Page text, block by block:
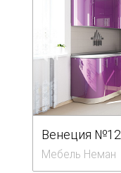
Венеция №12
Мебель Неман